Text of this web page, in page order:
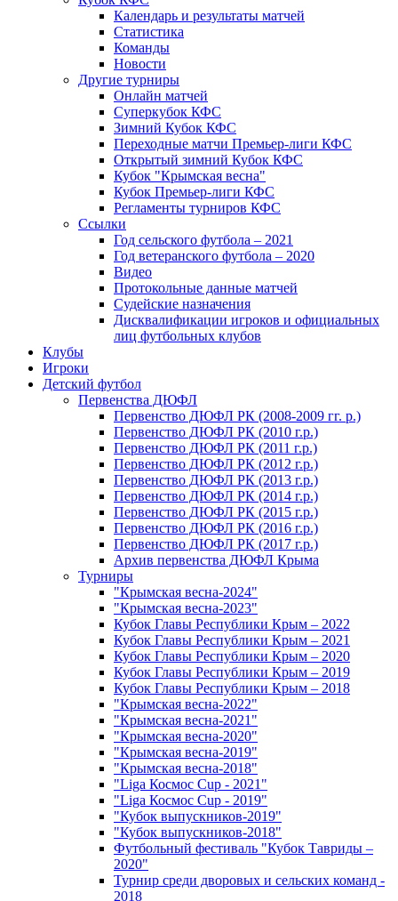
Календарь и результаты матчей
Статистика
Команды
Новости
Другие турниры
Онлайн матчей
Суперкубок КФС
Зимний Кубок КФС
Переходные матчи Премьер-лиги КФС
Открытый зимний Кубок КФС
Кубок "Крымская весна"
Кубок Премьер-лиги КФС
Регламенты турниров КФС
Ссылки
Год сельского футбола – 2021
Год ветеранского футбола – 2020
Видео
Протокольные данные матчей
Судейские назначения
Дисквалификации игроков и официальных
лиц футбольных клубов
Клубы
Игроки
Детский футбол
Первенства ДЮФЛ
Первенство ДЮФЛ РК (2008-2009 гг. р.)
Первенство ДЮФЛ РК (2010 г.р.)
Первенство ДЮФЛ РК (2011 г.р.)
Первенство ДЮФЛ РК (2012 г.р.)
Первенство ДЮФЛ РК (2013 г.р.)
Первенство ДЮФЛ РК (2014 г.р.)
Первенство ДЮФЛ РК (2015 г.р.)
Первенство ДЮФЛ РК (2016 г.р.)
Первенство ДЮФЛ РК (2017 г.р.)
Архив первенства ДЮФЛ Крыма
Турниры
"Крымская весна-2024"
"Крымская весна-2023"
Кубок Главы Республики Крым – 2022
Кубок Главы Республики Крым – 2021
Кубок Главы Республики Крым – 2020
Кубок Главы Республики Крым – 2019
Кубок Главы Республики Крым – 2018
"Крымская весна-2022"
"Крымская весна-2021"
"Крымская весна-2020"
"Крымская весна-2019"
"Крымская весна-2018"
"Liga Космос Cup - 2021"
"Liga Космос Cup - 2019"
"Кубок выпускников-2019"
"Кубок выпускников-2018"
Футбольный фестиваль "Кубок Тавриды –
2020"
Турнир среди дворовых и сельских команд -
2018